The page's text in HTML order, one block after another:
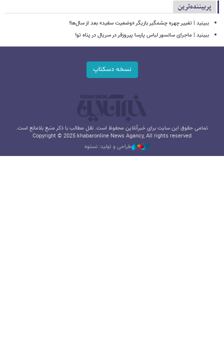
پربیننده‌ترین
ببینید | تغییر چهره چشمگیر بازیگر «وضعیت سفید» بعد از سال‌ها!
ببینید | ماجرای سانسور لباس پارسا پیروزفر در سریال در پناه تو!
نسخه دسکتاپ
تمامی حقوق این سایت برای خبرآنلاین محفوظ است. نقل مطالب با ذکر منبع بلامانع است.
Copyright © 2025 khabaronline News Agancy, All rights reserved
طراحی و تولید: نستوه